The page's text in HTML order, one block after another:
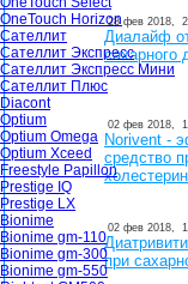
OneTouch Horizon
Сателлит
Сателлит Экспресс
Сателлит Экспресс Мини
Сателлит Плюс
Diacont
Optium
Optium Omega
Optium Xceed
Freestyle Papillon
Prestige IQ
Prestige LX
Bionime
Bionime gm-110
Bionime gm-300
Bionime gm-550
28 фев 2018,
Диалайф
сахарного
02 фев 2018,
Norivent -
средство
02 фев 2018,
при